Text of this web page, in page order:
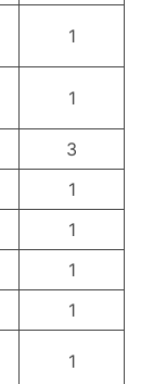
1
1
3
1
1
1
1
1